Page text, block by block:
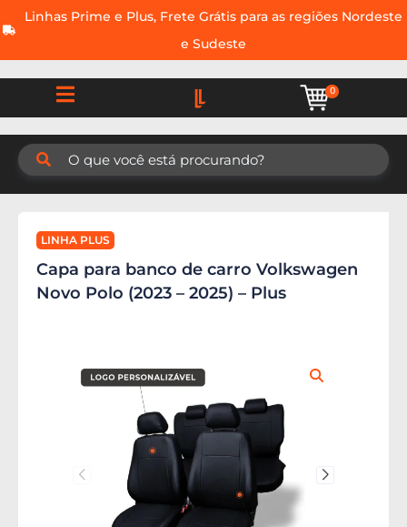
Linhas Prime e Plus, Frete Grátis para as regiões Nordeste
e Sudeste
0
LINHA PLUS
Capa para banco de carro Volkswagen
Novo Polo (2023 – 2025) – Plus